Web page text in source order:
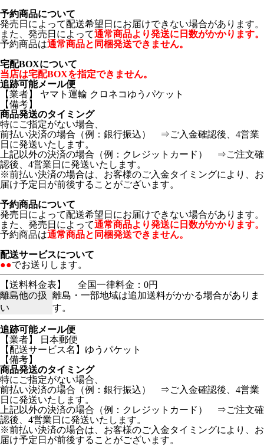
予約商品について
発売日によって配送希望日にお届けできない場合があります。
また、発売日によって通常商品より発送に日数がかかります。
予約商品は通常商品と同梱発送できません。
宅配BOXについて
当店は宅配BOXを指定できません。
追跡可能メール便
【業者】 ヤマト運輸 クロネコゆうパケット
【備考】
商品発送のタイミング
特にご指定がない場合、
前払い決済の場合（例：銀行振込） ⇒ご入金確認後、4営業
日に発送いたします。
上記以外の決済の場合（例：クレジットカード） ⇒ご注文確
認後、4営業日に発送いたします。
※前払い決済の場合は、お客様のご入金タイミングにより、お
届け予定日が前後することがございます。
予約商品について
発売日によって配送希望日にお届けできない場合があります。
また、発売日によって通常商品より発送に日数がかかります。
予約商品は通常商品と同梱発送できません。
配送サービスについて
●●でお送りします。
【送料料金表】
全国一律料金：0円
離島他の扱
い
離島・一部地域は追加送料がかかる場合がありま
す。
追跡可能メール便
【業者】 日本郵便
【配送サービス名】ゆうパケット
【備考】
商品発送のタイミング
特にご指定がない場合、
前払い決済の場合（例：銀行振込） ⇒ご入金確認後、4営業
日に発送いたします。
上記以外の決済の場合（例：クレジットカード） ⇒ご注文確
認後、4営業日に発送いたします。
※前払い決済の場合は、お客様のご入金タイミングにより、お
届け予定日が前後することがございます。